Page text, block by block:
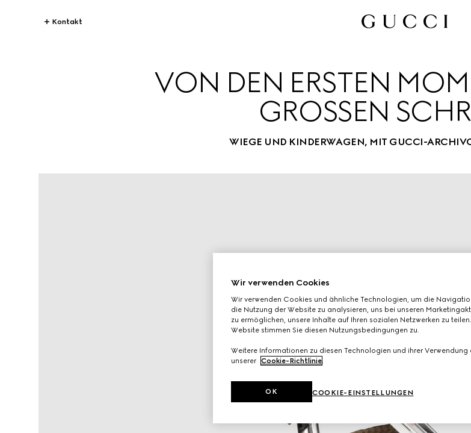
Kontakt
VON DEN ERSTEN
GROSSEN
WIEGE UND KINDERWAGEN, MIT GUCCI-
Wir verwenden Cookies
Wir verwenden Cookies und ähnliche Technologien, um die
die Nutzung der Website zu analysieren, uns bei unseren
zu ermöglichen, unsere Inhalte auf Ihren sozialen Netzwerken zu
Website stimmen Sie diesen Nutzungsbedingungen zu.
Weitere Informationen zu diesen Technologien und ihrer Verwendung
unserer Cookie-Richtlinie.
COOKIE-EINSTELLUNGEN
OK